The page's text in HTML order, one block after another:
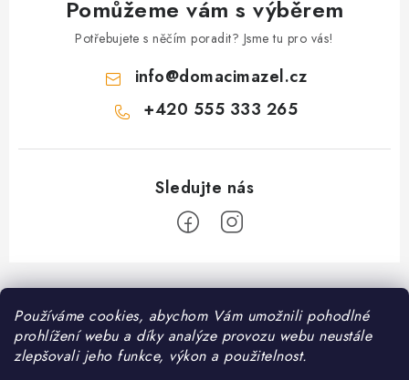
Používáme cookies, abychom Vám umožnili pohodlné
prohlížení webu a díky analýze provozu webu neustále
zlepšovali jeho funkce, výkon a použitelnost.
Pomůžeme vám s výběrem
Potřebujete s něčím poradit? Jsme tu pro vás!
info@domacimazel.cz
+420 555 333 265
Z
á
Informace pro vás
Kontakt
❤️ Oblíbené kategorie